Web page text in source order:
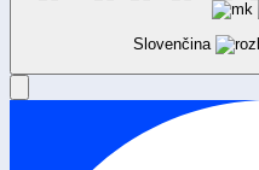
Slovenčina